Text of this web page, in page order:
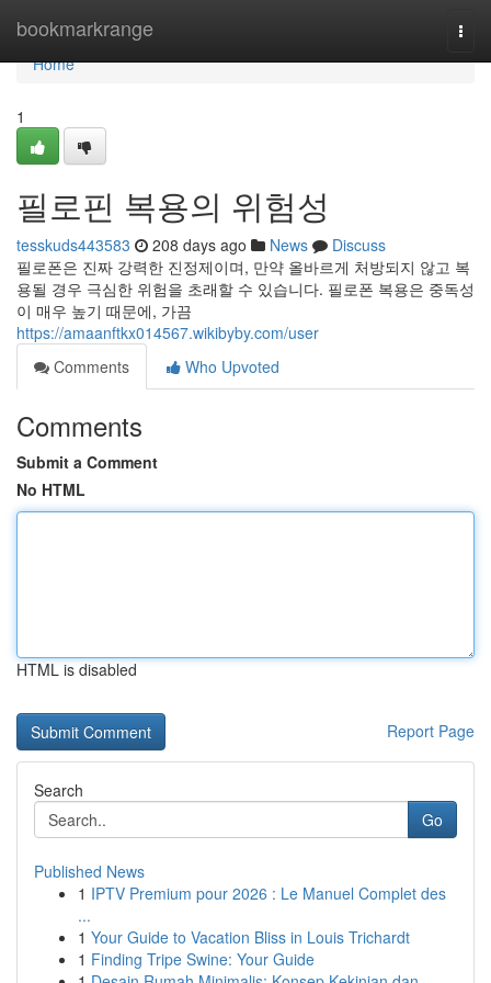
bookmarkrange
Home
Home
1
필로핀 복용의 위험성
tesskuds443583 208 days ago News
Discuss
필로폰은 진짜 강력한 진정제이며, 만약 올바르게 처방되지 않고 복
용될 경우 극심한 위험을 초래할 수 있습니다. 필로폰 복용은 중독성
이 매우 높기 때문에, 가끔
https://amaanftkx014567.wikibyby.com/user
Comments
Who Upvoted
Comments
Submit a Comment
No HTML
HTML is disabled
Report Page
Search
Go
Published News
1 IPTV Premium pour 2026 : Le Manuel Complet des
...
1 Your Guide to Vacation Bliss in Louis Trichardt
1 Finding Tripe Swine: Your Guide